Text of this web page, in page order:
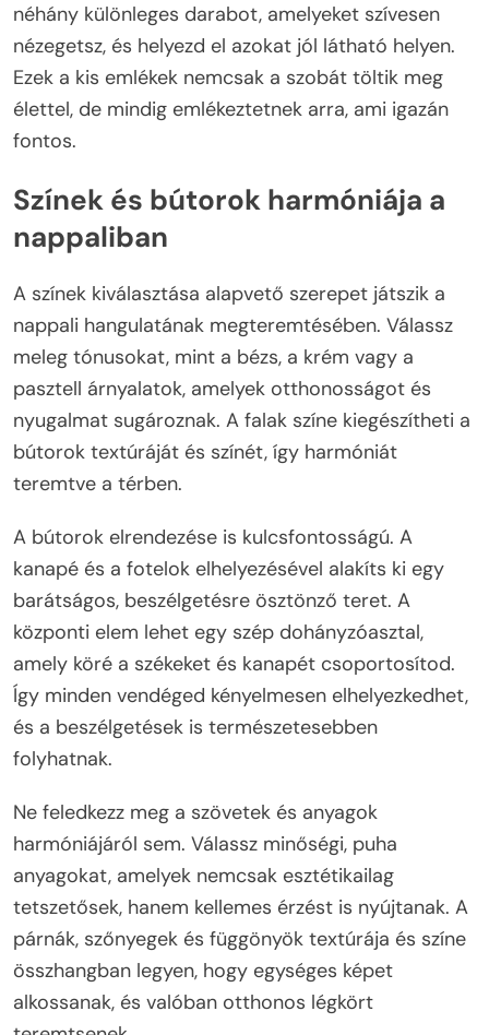
néhány különleges darabot, amelyeket szívesen
nézegetsz, és helyezd el azokat jól látható helyen.
Ezek a kis emlékek nemcsak a szobát töltik meg
élettel, de mindig emlékeztetnek arra, ami igazán
fontos.
Színek és bútorok harmóniája a
nappaliban
A színek kiválasztása alapvető szerepet játszik a
nappali hangulatának megteremtésében. Válassz
meleg tónusokat, mint a bézs, a krém vagy a
pasztell árnyalatok, amelyek otthonosságot és
nyugalmat sugároznak. A falak színe kiegészítheti a
bútorok textúráját és színét, így harmóniát
teremtve a térben.
A bútorok elrendezése is kulcsfontosságú. A
kanapé és a fotelok elhelyezésével alakíts ki egy
barátságos, beszélgetésre ösztönző teret. A
központi elem lehet egy szép dohányzóasztal,
amely köré a székeket és kanapét csoportosítod.
Így minden vendéged kényelmesen elhelyezkedhet,
és a beszélgetések is természetesebben
folyhatnak.
Ne feledkezz meg a szövetek és anyagok
harmóniájáról sem. Válassz minőségi, puha
anyagokat, amelyek nemcsak esztétikailag
tetszetősek, hanem kellemes érzést is nyújtanak. A
párnák, szőnyegek és függönyök textúrája és színe
összhangban legyen, hogy egységes képet
alkossanak, és valóban otthonos légkört